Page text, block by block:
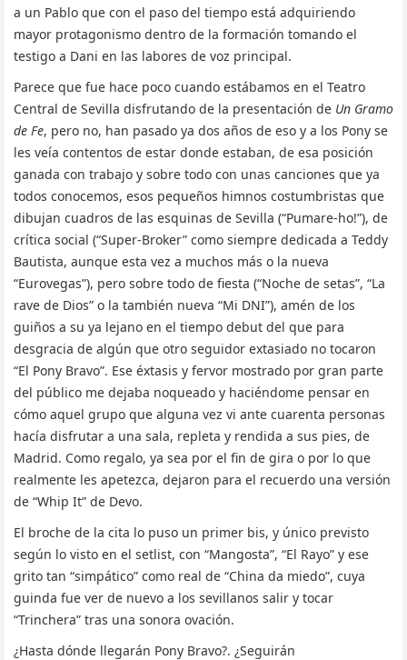
a un Pablo que con el paso del tiempo está adquiriendo
mayor protagonismo dentro de la formación tomando el
testigo a Dani en las labores de voz principal.
Parece que fue hace poco cuando estábamos en el Teatro
Central de Sevilla disfrutando de la presentación de Un Gramo
de Fe, pero no, han pasado ya dos años de eso y a los Pony se
les veía contentos de estar donde estaban, de esa posición
ganada con trabajo y sobre todo con unas canciones que ya
todos conocemos, esos pequeños himnos costumbristas que
dibujan cuadros de las esquinas de Sevilla (“Pumare-ho!”), de
crítica social (“Super-Broker” como siempre dedicada a Teddy
Bautista, aunque esta vez a muchos más o la nueva
“Eurovegas”), pero sobre todo de fiesta (“Noche de setas”, “La
rave de Dios” o la también nueva “Mi DNI”), amén de los
guiños a su ya lejano en el tiempo debut del que para
desgracia de algún que otro seguidor extasiado no tocaron
“El Pony Bravo”. Ese éxtasis y fervor mostrado por gran parte
del público me dejaba noqueado y haciéndome pensar en
cómo aquel grupo que alguna vez vi ante cuarenta personas
hacía disfrutar a una sala, repleta y rendida a sus pies, de
Madrid. Como regalo, ya sea por el fin de gira o por lo que
realmente les apetezca, dejaron para el recuerdo una versión
de “Whip It” de Devo.
El broche de la cita lo puso un primer bis, y único previsto
según lo visto en el setlist, con “Mangosta”, “El Rayo” y ese
grito tan “simpático” como real de “China da miedo”, cuya
guinda fue ver de nuevo a los sevillanos salir y tocar
“Trinchera” tras una sonora ovación.
¿Hasta dónde llegarán Pony Bravo?. ¿Seguirán